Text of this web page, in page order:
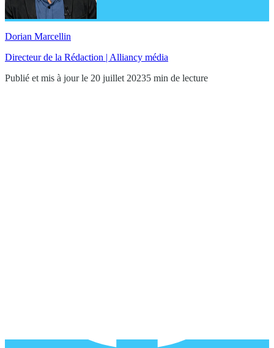
Dorian Marcellin
Directeur de la Rédaction | Alliancy média
Publié et mis à jour le 20 juillet 20235 min de lecture